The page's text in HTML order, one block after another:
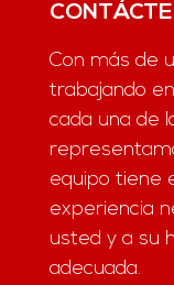
Con más de
trabajando
cada una de
equipo tiene
experiencia
usted y a su
adecuada.